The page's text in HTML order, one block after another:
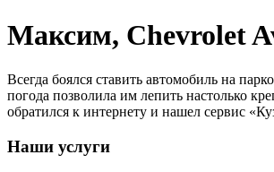
Максим, Chevrolet
Всегда боялся ставить автомобиль на
погода позволила им лепить настолько
обратился к интернету и нашел сервис
Наши услуги